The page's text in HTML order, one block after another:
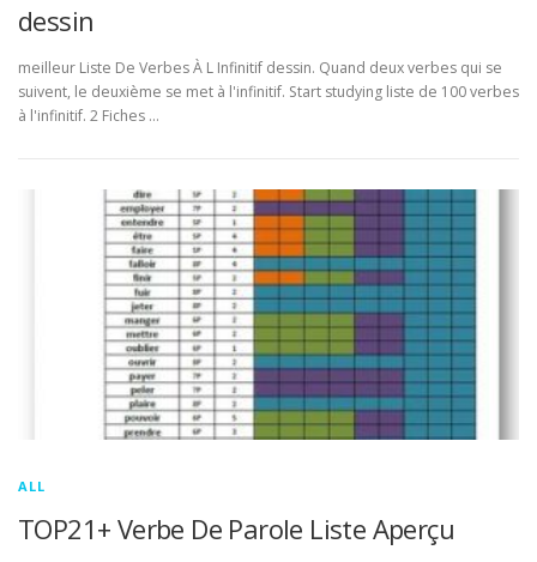
dessin
meilleur Liste De Verbes À L Infinitif dessin. Quand deux verbes qui se
suivent, le deuxième se met à l'infinitif. Start studying liste de 100 verbes
à l'infinitif. 2 Fiches …
ALL
TOP21+ Verbe De Parole Liste Aperçu